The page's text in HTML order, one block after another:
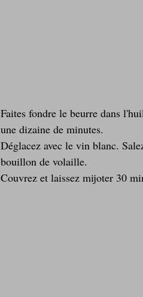
Faites fondre le beurre dans
une dizaine de minutes.
Déglacez avec le vin blanc.
bouillon de volaille.
Couvrez et laissez mijoter 30